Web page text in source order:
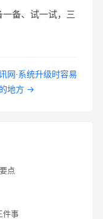
备、试一试，三
网·系统升级时容易
地方 →
点
件事